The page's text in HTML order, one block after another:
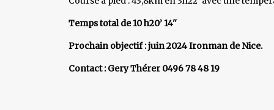
Temps total de 10 h20’ 14''
Prochain objectif : juin 2024 Ironman de Nice.
Contact : Gery Thérer 0496 78 48 19